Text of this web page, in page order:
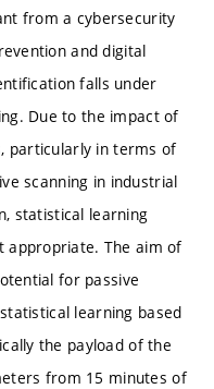
from a cybersecurity
and digital
falls under
Due to the impact of
particularly in terms of
scanning in industrial
statistical learning
appropriate. The aim of
for passive
learning based
the payload of the
from 15 minutes of